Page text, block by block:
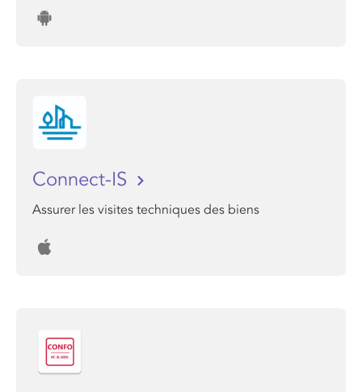
Connect-IS
Assurer les visites techniques des biens